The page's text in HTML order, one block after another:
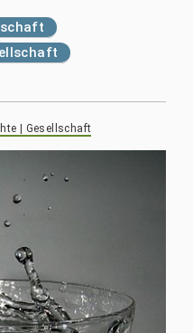
| Gesellschaft